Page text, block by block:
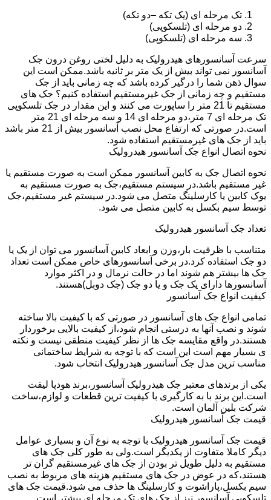
تک مرحله ای (یک تکه –دو تکه)
دو مرحله ای (تلسکوپی)
سه مرحله ای (تلسکوپی)
سرعت آسانسورهای هیدرولیک به دلیل لختی روغن درون جک
آسانسور نمی تواند بیش از یک متر بر ثانیه باشد.ممکن است این
سوال ذهن شما را درگیر کرده باشد که چه زمانی باید از جک
مستقیم و چه زمانی از جک غیرمستقیم استفاده کنیم؟ جک های
مستقیم تا 21 متر را ساپورت می کنند و این مقدار در جک تلسکوپی
تک مرحله ای 7 متر،دو مرحله ای 14 و سه مرحله ای 21 متر
است.در صورتی که ارتفاع محل نصب آسانسور بیش از 21 متر باشد
باید از جک های غیرمستقیم استفاده شود.
نحوه اتصال انواع جک آسانسور هیدرولیک
نحوه اتصال جک به کابین آسانسور ممکن است به صورت مستقیم یا
غیر مستقیم باشد.در سیستم مستقیم،جک به صورت مستقیم به
یوک کابین یا کارسلینگ متصل می شود.در سیستم غیر مستقیم،جک
توسط سیم بکسل به کابین متصل می شود.
تعداد جک آسانسور هیدرولیک
متناسب با ظرفیت بار،وزن و ابعاد کابین آسانسور می توان از یک یا
دو جک استفاده کرد.در برخی آسانسورهای خاص ممکن است تعداد
جک ها بیشتر هم شوند اما در حالت نرمال و در اکثر موارد
آسانسورها دارای یک جک و یا دو جک (جک دوبل)هستند.
کیفیت انواع جک آسانسور
تمامی انواع جک های آسانسور در صورتی که با کیفیت بالا ساخته
شوند و نصب آنها به درستی انجام شود،از کیفیت بالایی برخوردار
هستند.در واقع مقایسه جک ها از نظر کیفیت منطقی نیست و نکته
ی بسیار مهم است این است که با توجه به شرایط ساختمانی
مناسب ترین مدل جک آسانسور هیدرولیک انتخاب شود.
یکی از برندهای معتبر جک هیدرولیک آسانسور،برند هودپا لیفت
است.این برند با به کارگیری با کیفیت ترین قطعات و لوازم،ساخت
شرکت بلین آلمان است.
قیمت جک آسانسور هیدرولیک
قیمت جک آسانسور هیدرولیک با توجه به نوع آن و بسیاری عوامل
دیگر کاملا متفاوت از یکدیگر است.ولی به طور کلی جک های
مستقیم به دلیل طویل تر بودن از جک های غیرمستقیم گران تر
هستند،که در عوض در جک های مستقیم هزینه های مربوط به نصب
سیم بکسل،پاراشوت و کارسلینگ ها حذف می شود.قیمت جک های